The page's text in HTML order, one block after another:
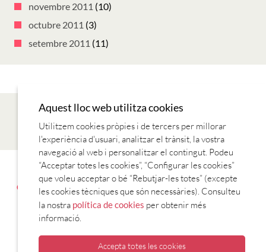
novembre 2011 (10)
octubre 2011 (3)
setembre 2011 (11)
AVANTATGES AMB EL CARNET CONTACTE
ENTITATS
COL·LABORADORES
ESTABLIMENTS COL·LABORADORS
VOLS APUNTAR?
Aquest lloc web utilitza cookies
Utilitzem cookies pròpies i de tercers per millorar
l'experiència d'usuari, analitzar el trànsit, la vostra
navegació al web i personalitzar el contingut. Podeu
“Acceptar totes les cookies”, “Configurar les cookies”
que voleu acceptar o bé “Rebutjar-les totes” (excepte
les cookies tècniques que són necessàries). Consulteu
la nostra política de cookies per obtenir més
informació.
Accepta totes les cookies